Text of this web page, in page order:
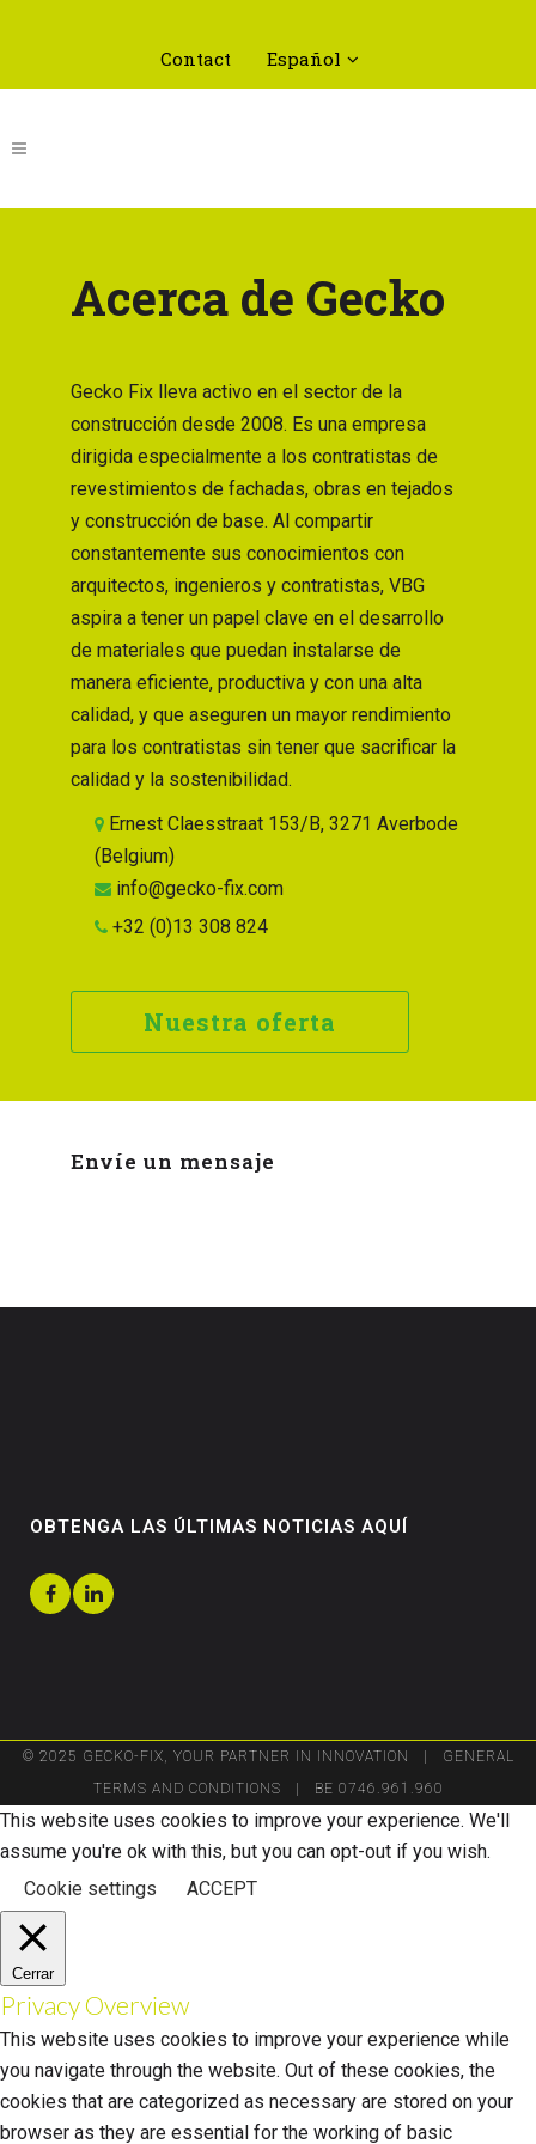
Contact Español
Acerca de Gecko
Gecko Fix lleva activo en el sector de la
construcción desde 2008. Es una empresa
dirigida especialmente a los contratistas de
revestimientos de fachadas, obras en tejados
y construcción de base. Al compartir
constantemente sus conocimientos con
arquitectos, ingenieros y contratistas, VBG
aspira a tener un papel clave en el desarrollo
de materiales que puedan instalarse de
manera eficiente, productiva y con una alta
calidad, y que aseguren un mayor rendimiento
para los contratistas sin tener que sacrificar la
calidad y la sostenibilidad.
Ernest Claesstraat 153/B, 3271 Averbode
(Belgium)
info@gecko-fix.com
+32 (0)13 308 824
Nuestra oferta
Envíe un mensaje
OBTENGA LAS ÚLTIMAS NOTICIAS AQUÍ
© 2025 GECKO-FIX, YOUR PARTNER IN INNOVATION |
GENERAL
TERMS AND CONDITIONS | BE 0746.961.960
This website uses cookies to improve your experience. We'll
assume you're ok with this, but you can opt-out if you wish.
Cookie settings
ACCEPT
Cerrar
Privacy Overview
This website uses cookies to improve your experience while
you navigate through the website. Out of these cookies, the
cookies that are categorized as necessary are stored on your
browser as they are essential for the working of basic